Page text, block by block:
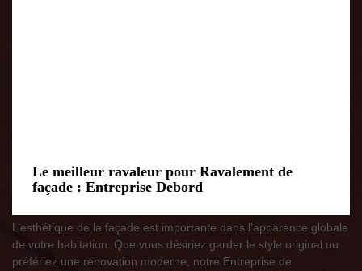
Le meilleur ravaleur pour Ravalement de
façade : Entreprise Debord
L’esthétique de la façade est importante dans l’apparence globale
de votre habitation. Que vous désiriez garder le style original ou
préfériez une rénovation moderne, notre Entreprise de